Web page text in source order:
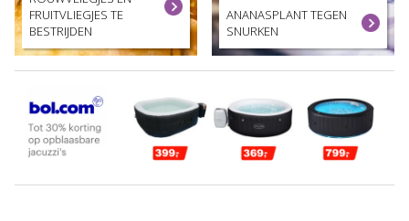
FRUITVLIEGJES TE
BESTRIJDEN
ANANASPLANT TEGEN
SNURKEN